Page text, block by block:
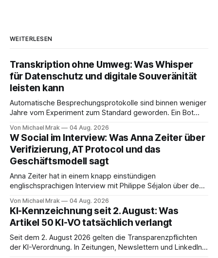
WEITERLESEN
Transkription ohne Umweg: Was Whisper
für Datenschutz und digitale Souveränität
leisten kann
Automatische Besprechungsprotokolle sind binnen weniger
Jahre vom Experiment zum Standard geworden. Ein Bot
Ende eine Zusammenfassung samt Aufgabenliste. Das
funktioniert gut. Die Frage, die regelmäßig untergeht, lautet:
Wo genau liegt das Audio, wer verarbeitet es und unter
welcher Rechtsgrundlage? Es gibt
Von Michael Mrak 04 Aug. 2026
W Social im Interview: Was Anna Zeiter über
Verifizierung, AT Protocol und das
Geschäftsmodell sagt
Anna Zeiter hat in einem knapp einstündigen
englischsprachigen Interview mit Philippe Séjalon über den
über zehn Jahre Datenschutzbeauftragte bei eBay und hat
zum Thema Meinungsfreiheit promoviert. Das Gespräch ist
inhaltlich dichter als die meisten Kurzinterviews zum Thema
und beantwortet einige Fragen,
Von Michael Mrak 04 Aug. 2026
KI-Kennzeichnung seit 2. August: Was
Artikel 50 KI-VO tatsächlich verlangt
Seit dem 2. August 2026 gelten die Transparenzpflichten
der KI-Verordnung. In Zeitungen, Newslettern und LinkedIn-